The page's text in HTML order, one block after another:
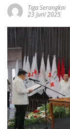
Tiga Serangkai
23 Juni 2025